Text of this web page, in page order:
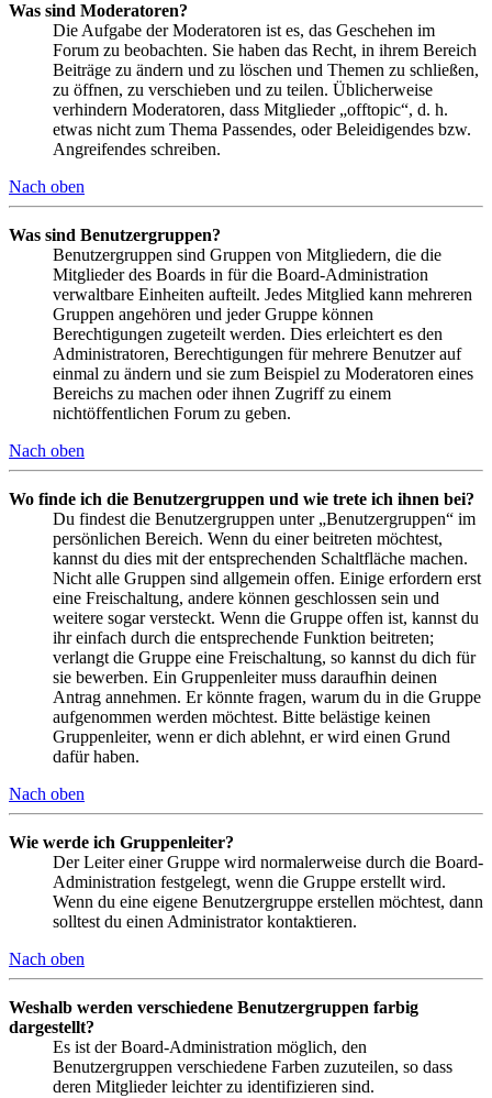
Was sind Moderatoren?
Die Aufgabe der Moderatoren ist es, das Geschehen im
Forum zu beobachten. Sie haben das Recht, in ihrem Bereich
Beiträge zu ändern und zu löschen und Themen zu schließen,
zu öffnen, zu verschieben und zu teilen. Üblicherweise
verhindern Moderatoren, dass Mitglieder „offtopic“, d. h.
etwas nicht zum Thema Passendes, oder Beleidigendes bzw.
Angreifendes schreiben.
Nach oben
Was sind Benutzergruppen?
Benutzergruppen sind Gruppen von Mitgliedern, die die
Mitglieder des Boards in für die Board-Administration
verwaltbare Einheiten aufteilt. Jedes Mitglied kann mehreren
Gruppen angehören und jeder Gruppe können
Berechtigungen zugeteilt werden. Dies erleichtert es den
Administratoren, Berechtigungen für mehrere Benutzer auf
einmal zu ändern und sie zum Beispiel zu Moderatoren eines
Bereichs zu machen oder ihnen Zugriff zu einem
nichtöffentlichen Forum zu geben.
Nach oben
Wo finde ich die Benutzergruppen und wie trete ich ihnen bei?
Du findest die Benutzergruppen unter „Benutzergruppen“ im
persönlichen Bereich. Wenn du einer beitreten möchtest,
kannst du dies mit der entsprechenden Schaltfläche machen.
Nicht alle Gruppen sind allgemein offen. Einige erfordern erst
eine Freischaltung, andere können geschlossen sein und
weitere sogar versteckt. Wenn die Gruppe offen ist, kannst du
ihr einfach durch die entsprechende Funktion beitreten;
verlangt die Gruppe eine Freischaltung, so kannst du dich für
sie bewerben. Ein Gruppenleiter muss daraufhin deinen
Antrag annehmen. Er könnte fragen, warum du in die Gruppe
aufgenommen werden möchtest. Bitte belästige keinen
Gruppenleiter, wenn er dich ablehnt, er wird einen Grund
dafür haben.
Nach oben
Wie werde ich Gruppenleiter?
Der Leiter einer Gruppe wird normalerweise durch die Board-
Administration festgelegt, wenn die Gruppe erstellt wird.
Wenn du eine eigene Benutzergruppe erstellen möchtest, dann
solltest du einen Administrator kontaktieren.
Nach oben
Weshalb werden verschiedene Benutzergruppen farbig
dargestellt?
Es ist der Board-Administration möglich, den
Benutzergruppen verschiedene Farben zuzuteilen, so dass
deren Mitglieder leichter zu identifizieren sind.